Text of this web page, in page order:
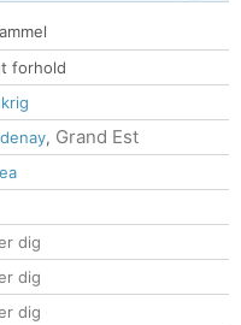
forhold
, Grand Est
dig
dig
dig